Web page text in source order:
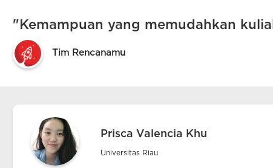
"Kemampuan yang memudahkan
Tim Rencanamu
Prisca Valencia Khu
Universitas Riau